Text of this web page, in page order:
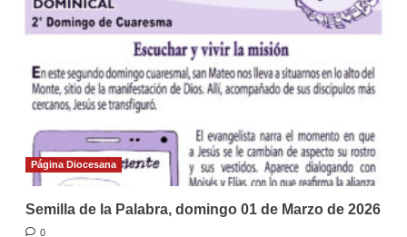
Palabra,
domingo
Marzo
de
2026
Página Diocesana
Semilla de la Palabra, domingo 01 de Marzo de 2026
0